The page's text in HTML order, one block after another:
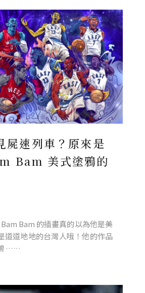
屍速列車？原來是
Bam 美式塗鴉的
Bam 的插畫真的以為他是美
道道地地的台灣人哦！他的作品
……